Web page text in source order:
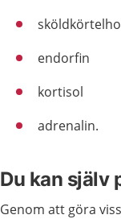
endorfin
kortisol
adrenalin.
Du kan själv
Genom att göra